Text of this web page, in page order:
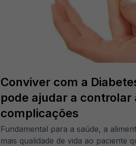
Conviver com a
pode ajudar a controlar
complicações
Fundamental para a saúde, a
mais qualidade de vida ao paciente